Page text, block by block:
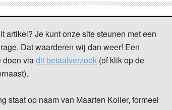
artikel? Je kunt onze site steunen met een
Dat waarderen wij dan weer! Een
doen viadit betaalverzoek (of klik op de
staat op naam van Maarten Koller, formeel